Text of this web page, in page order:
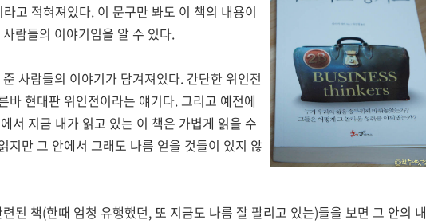
고 적혀져있다. 이 문구만 봐도 이 책의 내용이
람들의 이야기임을 알 수 있다.
사람들의 이야기가 담겨져있다. 간단한 위인전
바 현대판 위인전이라는 얘기다. 그리고 예전에
서 지금 내가 읽고 있는 이 책은 가볍게 읽을 수
지만 그 안에서 그래도 나름 얻을 것들이 있지 않
된 책(한때 엄청 유행했던, 또 지금도 나름 잘 팔리고 있는)들을 보면 그 안의 내